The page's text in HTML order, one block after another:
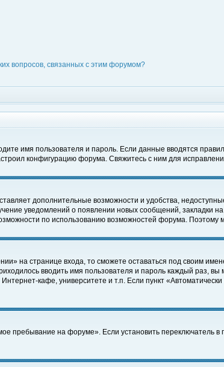
вопросов, связанных с этим форумом?
имя пользователя и пароль. Если данные вводятся
конфигурацию форума. Свяжитесь с ним для
дополнительные возможности и удобства,
уведомлений о появлении новых сообщений, закладки
по использованию возможностей форума. Поэтому
на странице входа, то сможете оставаться под своим
вводить имя пользователя и пароль каждый раз,
кафе, университете и т.п. Если пункт
пребывание на форуме». Если установить переключатель